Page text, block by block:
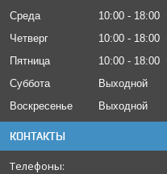
Среда
10:00
18:00
Четверг
10:00
18:00
Пятница
10:00
18:00
Суббота
Выходной
Воскресенье
Выходной
КОНТАКТЫ